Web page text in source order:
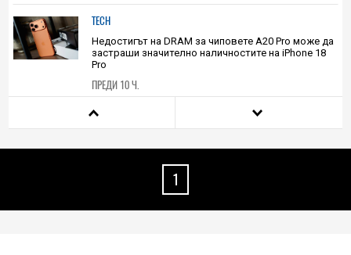
TECH
Недостигът на DRAM за чиповете A20 Pro може да
застраши значително наличностите на iPhone 18
Pro
ПРЕДИ 10 Ч.
HIEND
1